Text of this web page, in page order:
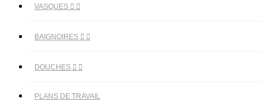
VASQUES  
BAIGNOIRES  
DOUCHES  
PLANS DE TRAVAIL